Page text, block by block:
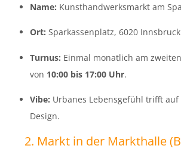
Name: Kunsthandwerksmarkt am
Ort: Sparkassenplatz, 6020
Turnus: Einmal monatlich am zweiten
von 10:00 bis 17:00 Uhr.
Vibe: Urbanes Lebensgefühl trifft auf
Design.
2. Markt in der Markthalle